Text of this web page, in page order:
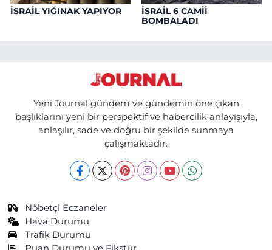
İSRAİL YIĞINAK YAPIYOR
İSRAİL 6 CAMİİ
BOMBALADI
Yeni Journal gündem ve gündemin öne çıkan
başlıklarını yeni bir perspektif ve habercilik anlayışıyla,
anlaşılır, sade ve doğru bir şekilde sunmaya
çalışmaktadır.
Nöbetçi Eczaneler
Hava Durumu
Trafik Durumu